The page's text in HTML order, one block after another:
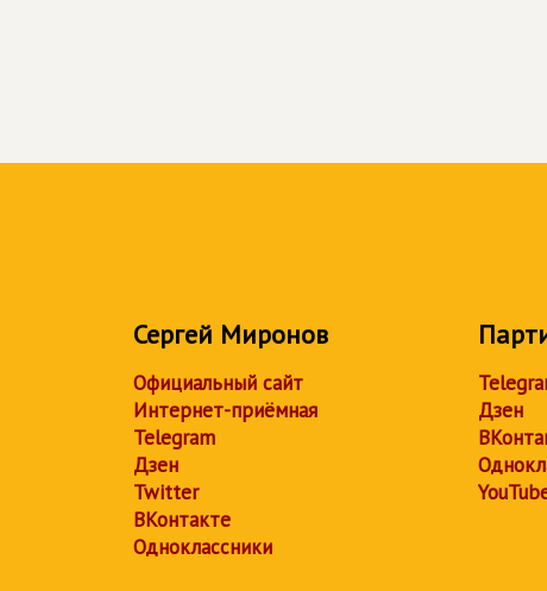
Сергей Миронов
Официальный сайт
Интернет-приёмная
Telegram
Дзен
Twitter
ВКонтакте
Одноклассники
Дзен